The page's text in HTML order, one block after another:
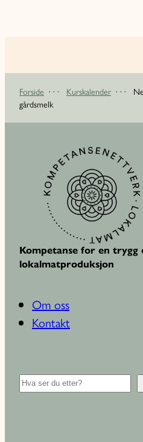
Forside · · · Kurskalender · · ·
gårdsmelk
Kompetanse for en trygg
lokalmatproduksjon
Om oss
Kontakt
S
ø